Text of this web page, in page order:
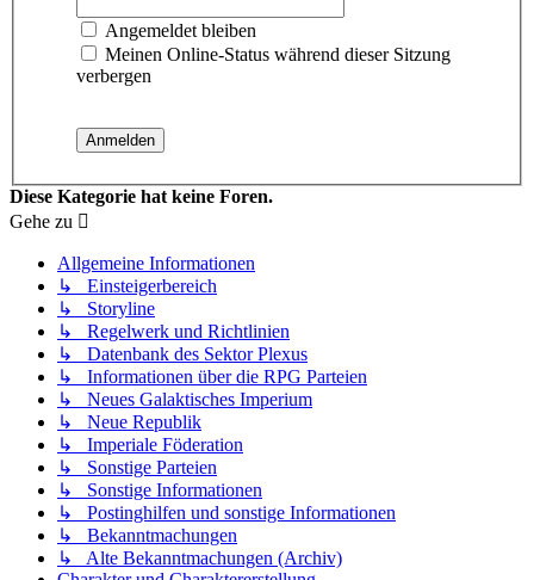
Angemeldet bleiben
Meinen Online-Status während dieser Sitzung
verbergen
Diese Kategorie hat keine Foren.
Gehe zu
Allgemeine Informationen
↳ Einsteigerbereich
↳ Storyline
↳ Regelwerk und Richtlinien
↳ Datenbank des Sektor Plexus
↳ Informationen über die RPG Parteien
↳ Neues Galaktisches Imperium
↳ Neue Republik
↳ Imperiale Föderation
↳ Sonstige Parteien
↳ Sonstige Informationen
↳ Postinghilfen und sonstige Informationen
↳ Bekanntmachungen
↳ Alte Bekanntmachungen (Archiv)